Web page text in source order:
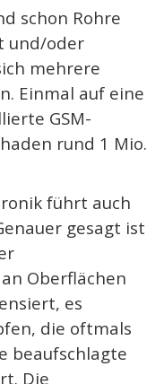
schon Rohre
und/oder
mehrere
Einmal auf eine
GSM-
rund 1 Mio.
führt auch
gesagt ist
Oberflächen
es
die oftmals
beaufschlagte
Die